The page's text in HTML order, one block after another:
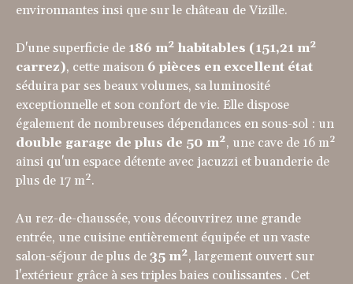
environnantes insi que sur le château de Vizille.
D'une superficie de 186 m² habitables (151,21 m²
carrez), cette maison 6 pièces en excellent état
séduira par ses beaux volumes, sa luminosité
exceptionnelle et son confort de vie. Elle dispose
également de nombreuses dépendances en sous-sol : un
double garage de plus de 50 m², une cave de 16 m²
ainsi qu'un espace détente avec jacuzzi et buanderie de
plus de 17 m².
Au rez-de-chaussée, vous découvrirez une grande
entrée, une cuisine entièrement équipée et un vaste
salon-séjour de plus de 35 m², largement ouvert sur
l'extérieur grâce à ses triples baies coulissantes . Cet